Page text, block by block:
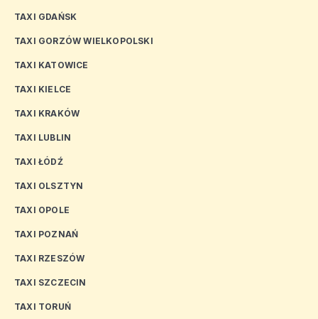
TAXI GDAŃSK
TAXI GORZÓW WIELKOPOLSKI
TAXI KATOWICE
TAXI KIELCE
TAXI KRAKÓW
TAXI LUBLIN
TAXI ŁÓDŹ
TAXI OLSZTYN
TAXI OPOLE
TAXI POZNAŃ
TAXI RZESZÓW
TAXI SZCZECIN
TAXI TORUŃ